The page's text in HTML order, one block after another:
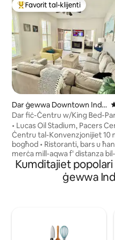
Wieħed mill-aqwa favoriti tal-
Favorit tal-klijenti
Dar ġewwa Downtown India
napolis
Dar fiċ-Ċentru w/King Bed-
Bars-Restoranti
• Lucas Oil Stadium, Pacers
Ċentru tal-Konvenzjonijiet 10
bogħod • Ristoranti, bars u
merċa mill-aqwa f' distanza
"Distrett tal-Flixkun"
Qadim: 10 minuti mixi • Il-post
bogħod miż-Żoo • Kċina
Kumditajiet
ġewwa